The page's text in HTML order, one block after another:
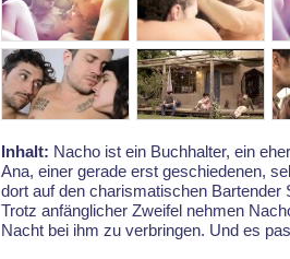
Inhalt: Nacho ist ein Buchhalter, ein
Ana, einer gerade erst geschiedenen,
dort auf den charismatischen Bartender
Trotz anfänglicher Zweifel nehmen
Nacht bei ihm zu verbringen. Und es